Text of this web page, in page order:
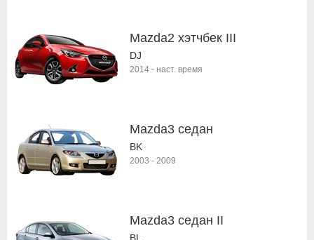
Mazda2 хэтчбек III
DJ
2014 - наст. время
Mazda3 седан
BK
2003 - 2009
Mazda3 седан II